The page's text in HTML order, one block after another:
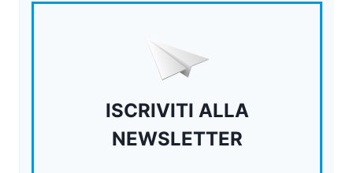
ISCRIVITI ALLA
NEWSLETTER